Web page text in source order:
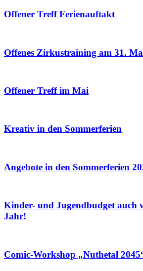
Offener Treff Ferienauftakt
Offenes Zirkustraining am 31.
Offener Treff im Mai
Kreativ in den Sommerferien
Angebote in den Sommerferien
Kinder- und Jugendbudget auch
Jahr!
Comic-Workshop „Nuthetal